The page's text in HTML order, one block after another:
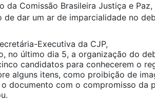
da Comissão Brasileira Justiça e
dar um ar de imparcialidade no
Executiva da CJP,
no último dia 5, a organização do
candidatos para conhecerem o
alguns itens, como proibição de
o documento com o compromisso da